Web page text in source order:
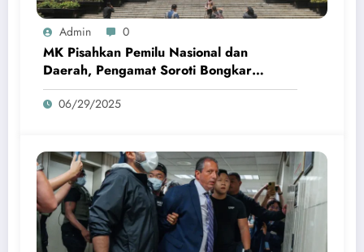
Admin 0
MK Pisahkan Pemilu Nasional dan
Daerah, Pengamat Soroti Bongkar
Pasang Aturan
06/29/2025